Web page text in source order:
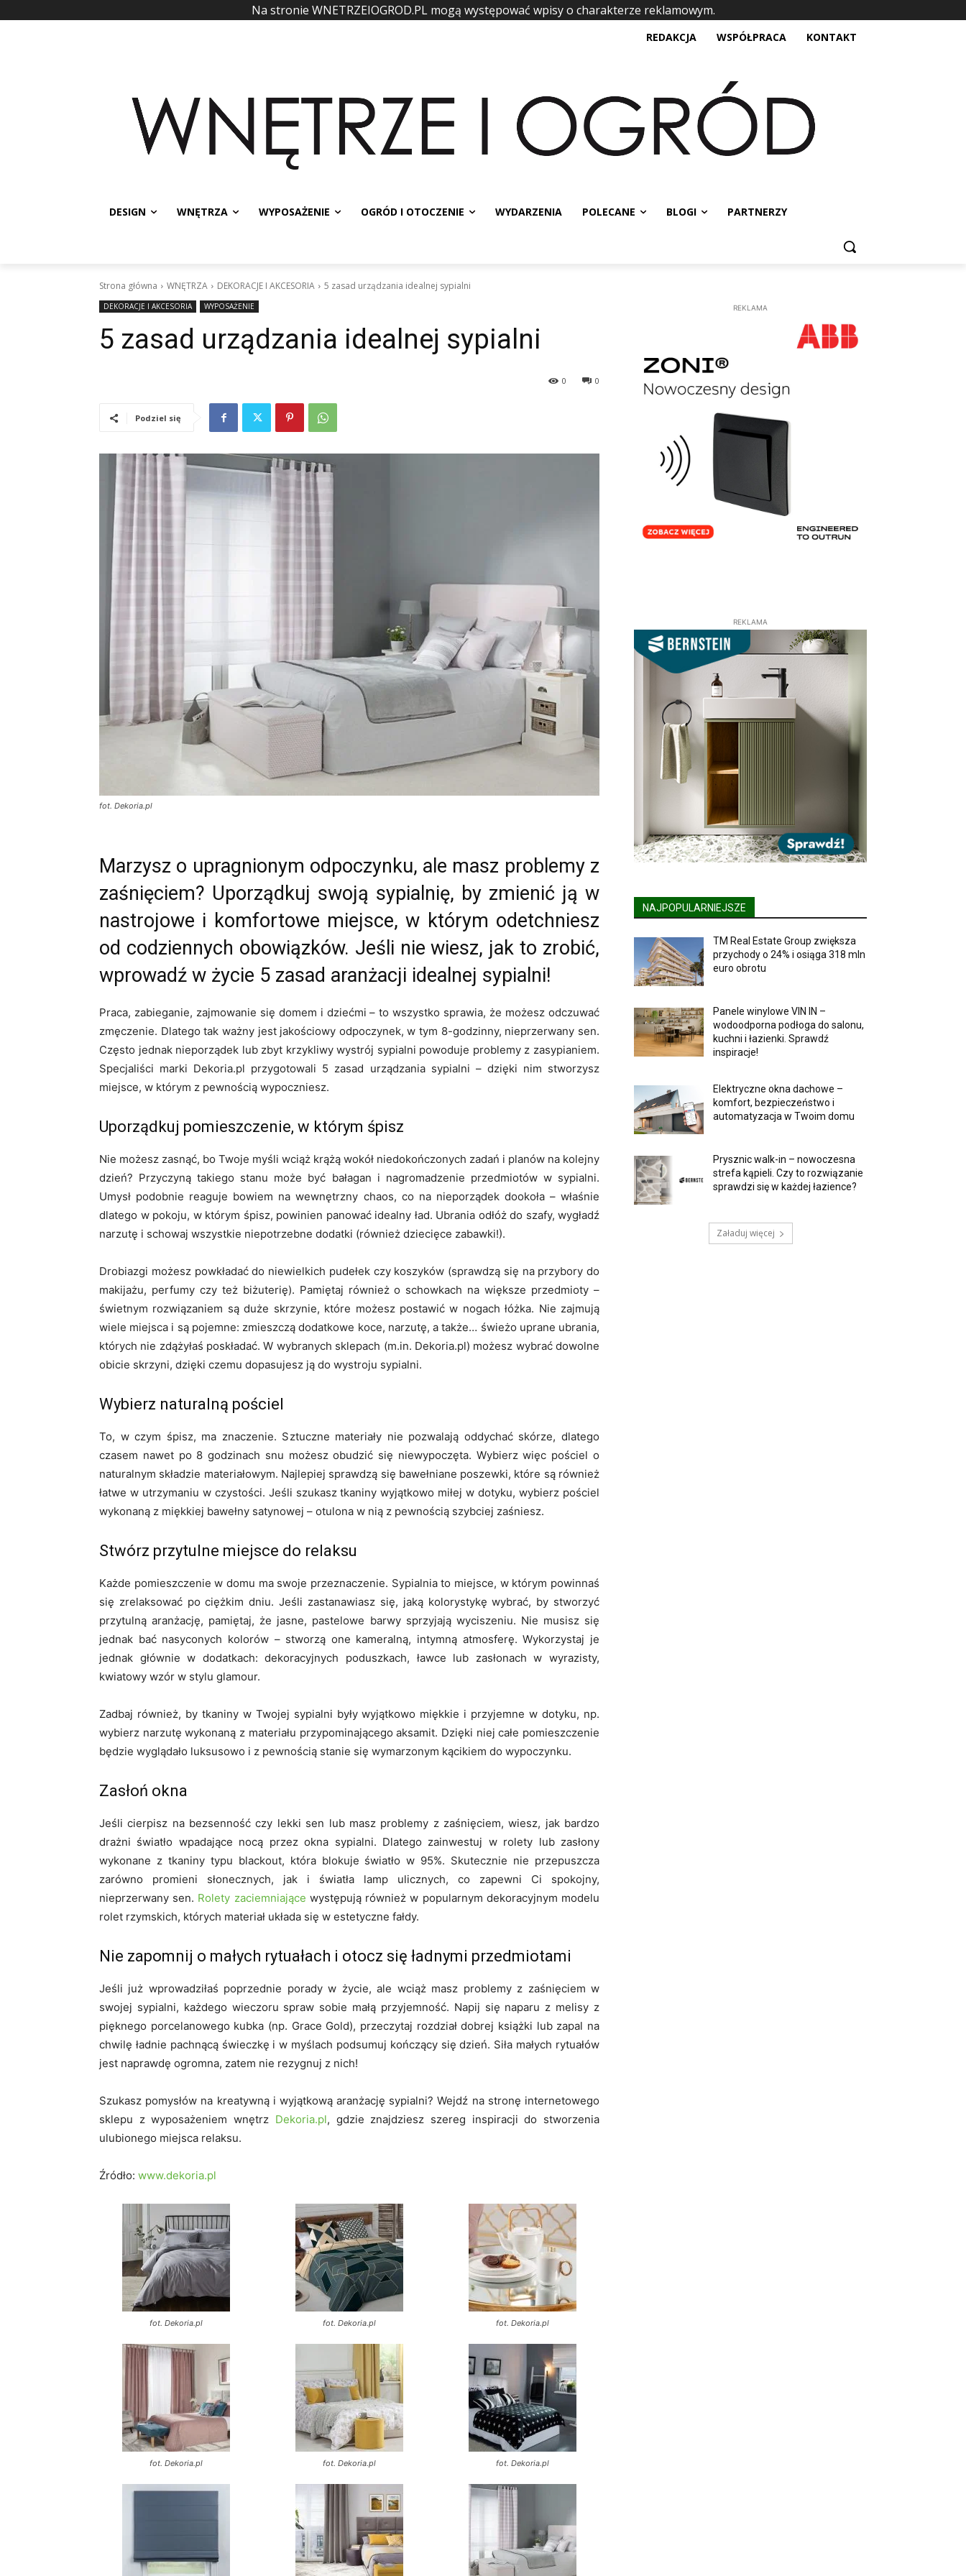
Na stronie WNETRZEIOGROD.PL mogą występować wpisy o charakterze reklamowym.
REDAKCJA WSPÓŁPRACA KONTAKT
DESIGN WNĘTRZA WYPOSAŻENIE OGRÓD I OTOCZENIE WYDARZENIA POLECANE BLOGI PARTNERZY
Strona główna WNĘTRZA DEKORACJE I AKCESORIA 5 zasad urządzania idealnej sypialni
DEKORACJE I AKCESORIA WYPOSAŻENIE
5 zasad urządzania idealnej sypialni
0
0
Podziel się
fot. Dekoria.pl
Marzysz o upragnionym odpoczynku, ale masz problemy z
zaśnięciem? Uporządkuj swoją sypialnię, by zmienić ją w
nastrojowe i komfortowe miejsce, w którym odetchniesz
od codziennych obowiązków. Jeśli nie wiesz, jak to zrobić,
wprowadź w życie 5 zasad aranżacji idealnej sypialni!
Praca, zabieganie, zajmowanie się domem i dziećmi – to wszystko sprawia, że możesz odczuwać
zmęczenie. Dlatego tak ważny jest jakościowy odpoczynek, w tym 8-godzinny, nieprzerwany sen.
Często jednak nieporządek lub zbyt krzykliwy wystrój sypialni powoduje problemy z zasypianiem.
Specjaliści marki Dekoria.pl przygotowali 5 zasad urządzania sypialni – dzięki nim stworzysz
miejsce, w którym z pewnością wypoczniesz.
Uporządkuj pomieszczenie, w którym śpisz
Nie możesz zasnąć, bo Twoje myśli wciąż krążą wokół niedokończonych zadań i planów na kolejny
dzień? Przyczyną takiego stanu może być bałagan i nagromadzenie przedmiotów w sypialni.
Umysł podobnie reaguje bowiem na wewnętrzny chaos, co na nieporządek dookoła – właśnie
dlatego w pokoju, w którym śpisz, powinien panować idealny ład. Ubrania odłóż do szafy, wygładź
narzutę i schowaj wszystkie niepotrzebne dodatki (również dziecięce zabawki!).
Drobiazgi możesz powkładać do niewielkich pudełek czy koszyków (sprawdzą się na przybory do
makijażu, perfumy czy też biżuterię). Pamiętaj również o schowkach na większe przedmioty –
świetnym rozwiązaniem są duże skrzynie, które możesz postawić w nogach łóżka. Nie zajmują
wiele miejsca i są pojemne: zmieszczą dodatkowe koce, narzutę, a także… świeżo uprane ubrania,
których nie zdążyłaś poskładać. W wybranych sklepach (m.in. Dekoria.pl) możesz wybrać dowolne
obicie skrzyni, dzięki czemu dopasujesz ją do wystroju sypialni.
Wybierz naturalną pościel
To, w czym śpisz, ma znaczenie. Sztuczne materiały nie pozwalają oddychać skórze, dlatego
czasem nawet po 8 godzinach snu możesz obudzić się niewypoczęta. Wybierz więc pościel o
naturalnym składzie materiałowym. Najlepiej sprawdzą się bawełniane poszewki, które są również
łatwe w utrzymaniu w czystości. Jeśli szukasz tkaniny wyjątkowo miłej w dotyku, wybierz pościel
wykonaną z miękkiej bawełny satynowej – otulona w nią z pewnością szybciej zaśniesz.
Stwórz przytulne miejsce do relaksu
Każde pomieszczenie w domu ma swoje przeznaczenie. Sypialnia to miejsce, w którym powinnaś
się zrelaksować po ciężkim dniu. Jeśli zastanawiasz się, jaką kolorystykę wybrać, by stworzyć
przytulną aranżację, pamiętaj, że jasne, pastelowe barwy sprzyjają wyciszeniu. Nie musisz się
jednak bać nasyconych kolorów – stworzą one kameralną, intymną atmosferę. Wykorzystaj je
jednak głównie w dodatkach: dekoracyjnych poduszkach, ławce lub zasłonach w wyrazisty,
kwiatowy wzór w stylu glamour.
Zadbaj również, by tkaniny w Twojej sypialni były wyjątkowo miękkie i przyjemne w dotyku, np.
wybierz narzutę wykonaną z materiału przypominającego aksamit. Dzięki niej całe pomieszczenie
będzie wyglądało luksusowo i z pewnością stanie się wymarzonym kącikiem do wypoczynku.
Zasłoń okna
Jeśli cierpisz na bezsenność czy lekki sen lub masz problemy z zaśnięciem, wiesz, jak bardzo
drażni światło wpadające nocą przez okna sypialni. Dlatego zainwestuj w rolety lub zasłony
wykonane z tkaniny typu blackout, która blokuje światło w 95%. Skutecznie nie przepuszcza
zarówno promieni słonecznych, jak i światła lamp ulicznych, co zapewni Ci spokojny,
nieprzerwany sen. Rolety zaciemniające występują również w popularnym dekoracyjnym modelu
rolet rzymskich, których materiał układa się w estetyczne fałdy.
Nie zapomnij o małych rytuałach i otocz się ładnymi przedmiotami
Jeśli już wprowadziłaś poprzednie porady w życie, ale wciąż masz problemy z zaśnięciem w
swojej sypialni, każdego wieczoru spraw sobie małą przyjemność. Napij się naparu z melisy z
pięknego porcelanowego kubka (np. Grace Gold), przeczytaj rozdział dobrej książki lub zapal na
chwilę ładnie pachnącą świeczkę i w myślach podsumuj kończący się dzień. Siła małych rytuałów
jest naprawdę ogromna, zatem nie rezygnuj z nich!
Szukasz pomysłów na kreatywną i wyjątkową aranżację sypialni? Wejdź na stronę internetowego
sklepu z wyposażeniem wnętrz Dekoria.pl, gdzie znajdziesz szereg inspiracji do stworzenia
ulubionego miejsca relaksu.
Źródło: www.dekoria.pl
fot. Dekoria.pl fot. Dekoria.pl fot. Dekoria.pl
fot. Dekoria.pl fot. Dekoria.pl fot. Dekoria.pl
REKLAMA
REKLAMA
NAJPOPULARNIEJSZE
TM Real Estate Group zwiększa
przychody o 24% i osiąga 318 mln
euro obrotu
Panele winylowe VIN IN –
wodoodporna podłoga do salonu,
kuchni i łazienki. Sprawdź
inspiracje!
Elektryczne okna dachowe –
komfort, bezpieczeństwo i
automatyzacja w Twoim domu
Prysznic walk-in – nowoczesna
strefa kąpieli. Czy to rozwiązanie
sprawdzi się w każdej łazience?
Załaduj więcej